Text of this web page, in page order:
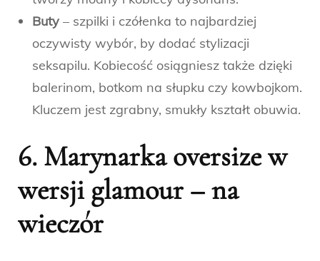
Buty – szpilki i czółenka to najbardziej
oczywisty wybór, by dodać stylizacji
seksapilu. Kobiecość osiągniesz także dzięki
balerinom, botkom na słupku czy kowbojkom.
Kluczem jest zgrabny, smukły kształt obuwia.
6. Marynarka oversize w
wersji glamour – na
wieczór